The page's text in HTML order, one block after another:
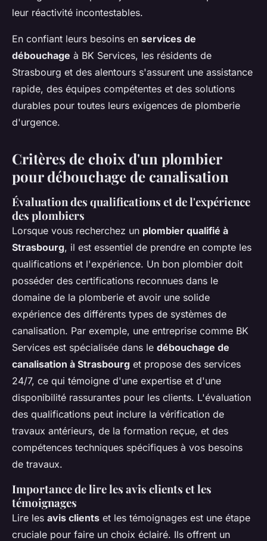
leur réactivité incontestables.
En confiant leurs besoins en services de
débouchage à BK Services, les résidents de
Strasbourg et des alentours s'assurent une assistance
rapide, des équipes compétentes et des solutions
durables pour toutes leurs exigences de plomberie
d'urgence.
Critères de choix d'un plombier
pour débouchage de canalisation
Évaluation des qualifications et de l'expérience
des plombiers
Lorsque vous recherchez un plombier qualifié à
Strasbourg, il est essentiel de prendre en compte les
qualifications et l'expérience. Un bon plombier doit
posséder des certifications reconnues dans le
domaine de la plomberie et avoir une solide
expérience des différents types de systèmes de
canalisation. Par exemple, une entreprise comme BK
Services est spécialisée dans le débouchage de
canalisation à Strasbourg et propose des services
24/7, ce qui témoigne d'une expertise et d'une
disponibilité rassurantes pour les clients. L'évaluation
des qualifications peut inclure la vérification de
travaux antérieurs, de la formation reçue, et des
compétences techniques spécifiques à vos besoins
de travaux.
Importance de lire les avis clients et les
témoignages
Lire les avis clients et les témoignages est une étape
cruciale pour faire un choix éclairé. Ils offrent un